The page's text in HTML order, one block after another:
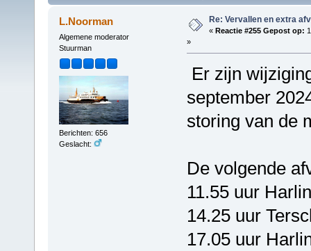
L.Noorman
Algemene moderator
Stuurman
Berichten: 656
Geslacht:
Re: Vervallen en extra
« Reactie #255 Gepost op:
»
Er zijn
september
storing van de
De volgende
11.55 uur
14.25 uur
17.05 uur